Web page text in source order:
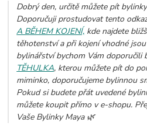
Dobrý den, určitě můžete pít
Doporučuji prostudovat tento
A BĚHEM KOJENÍ, kde najdete
těhotenství a při kojení vhodné
bylinářství bychom Vám doporučili
TĚHULKA, kterou můžete pít do
miminko, doporučujeme bylinnou
Pokud si budete přát uvedené
můžete koupit přímo v e-shopu.
Vaše Bylinky Maya 🌿